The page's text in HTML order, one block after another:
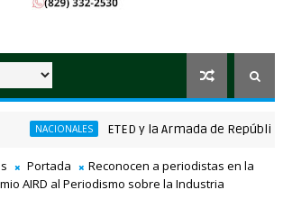
NACIONALES ETED y la Armada de República
con el Loto
Portada
Reconocen a periodistas en la
AIRD al Periodismo sobre la Industria